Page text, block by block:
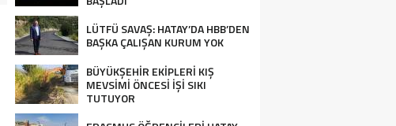
LÜTFÜ SAVAŞ: HATAY’DA HBB’DEN
BAŞKA ÇALIŞAN KURUM YOK
BÜYÜKŞEHİR EKİPLERİ KIŞ
MEVSİMİ ÖNCESİ İŞİ SIKI
TUTUYOR